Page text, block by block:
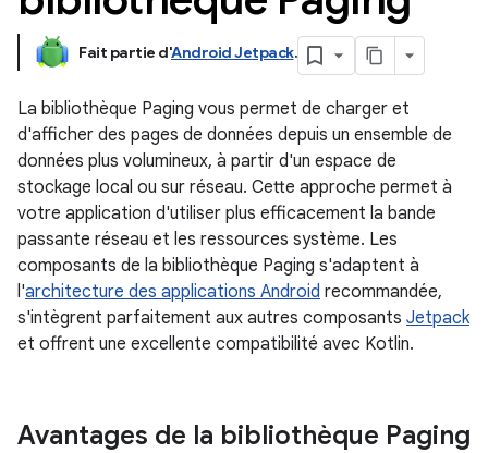
Fait partie d'Android Jetpack.
La bibliothèque Paging vous permet de charger et
d'afficher des pages de données depuis un ensemble de
données plus volumineux, à partir d'un espace de
stockage local ou sur réseau. Cette approche permet à
votre application d'utiliser plus efficacement la bande
passante réseau et les ressources système. Les
composants de la bibliothèque Paging s'adaptent à
l'architecture des applications Android recommandée,
s'intègrent parfaitement aux autres composants Jetpack
et offrent une excellente compatibilité avec Kotlin.
Avantages de la bibliothèque Paging